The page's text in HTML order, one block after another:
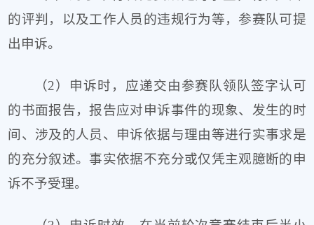
的评判，以及工作人员的违规行为等，参赛队可提
出申诉。
（2）申诉时，应递交由参赛队领队签字认可
的书面报告，报告应对申诉事件的现象、发生的时
间、涉及的人员、申诉依据与理由等进行实事求是
的充分叙述。事实依据不充分或仅凭主观臆断的申
诉不予受理。